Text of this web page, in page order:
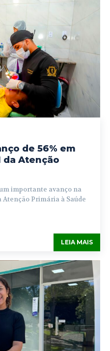
de 56% em
da Atenção
importante avanço na
Primária à Saúde
LEIA MAIS